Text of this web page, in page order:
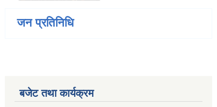
जन प्रतिनिधि
बजेट तथा कार्यक्रम